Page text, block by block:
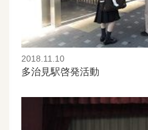
2018.11.10
多治見駅啓発活動